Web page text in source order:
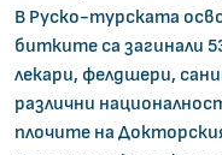
В Руско-турската
битките са загинали
лекари, фелдшери,
различни
плочите на